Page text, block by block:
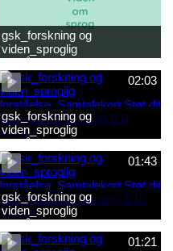
gsk_forskning og
viden_sproglig
forståelse_Snak med din
baby 0-6 mdr.mp4
02:03
gsk_forskning og
viden_sproglig
forståelse_Samtalekort Støt
dit barns første læsning 6-8
år.mp3
01:43
gsk_forskning og
viden_sproglig
forståelse_Samtalekort Støt
dit barns fortsatte læsning 8-
01:21